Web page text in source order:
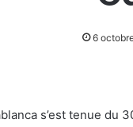
6
s’est tenue